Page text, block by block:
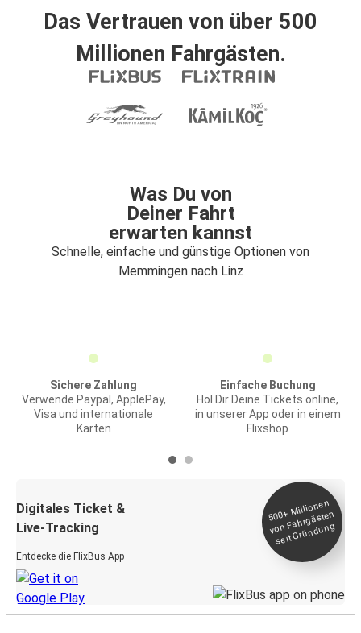
Das Vertrauen von über 500
Millionen Fahrgästen.
Was Du von
Deiner Fahrt
erwarten kannst
Schnelle, einfache und günstige Optionen von
Memmingen nach Linz
Sichere Zahlung
Verwende Paypal, ApplePay,
Visa und internationale
Karten
Einfache Buchung
Hol Dir Deine Tickets online,
in unserer App oder in einem
Flixshop
Digitales Ticket &
Live-Tracking
Entdecke die FlixBus App
500+
Millionen
von Fahrgästen
seit
Gründung